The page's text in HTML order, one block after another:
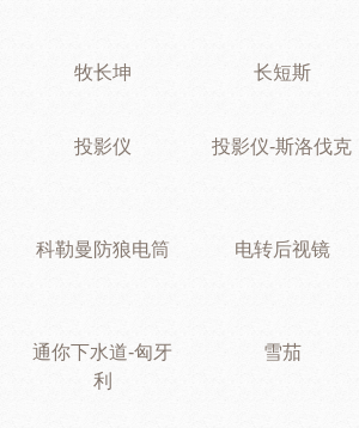
牧长坤 长短斯
投影仪 投影仪-斯洛伐克
科勒曼防狼电筒 电转后视镜
通你下水道-匈牙
利
雪茄